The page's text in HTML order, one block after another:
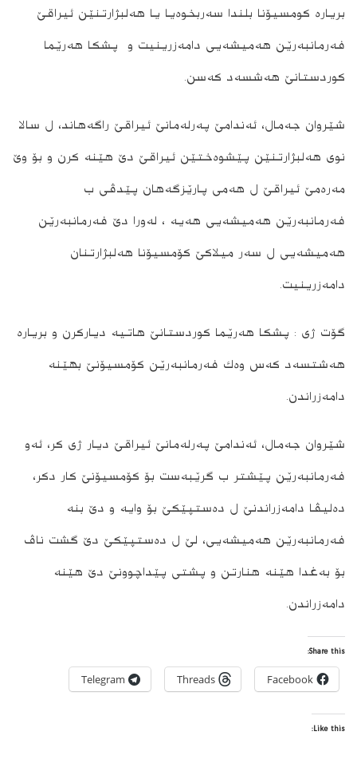
بریاره‌ كومسیۆنا بلندا سه‌ربخوه‌یا یا هه‌لبژارتنێن ئیراقێ
فه‌رمانبه‌رێن هه‌میشه‌یی دامه‌زرینیت و پشكا هه‌رێما
كوردستانێ هه‌شسه‌د كه‌سن.
شێروان جه‌مال، ئه‌ندامێ په‌رله‌مانێ ئیراقێ راگه‌هاند، ل سالا
نوى هه‌لبژارتنێن پێشوه‌ختێن ئیراقێ دێ هێنه‌ كرن و بۆ وێ
مه‌ره‌مێ ئیراقێ ل هه‌مى پارێزگه‌هان پێدڤى ب
فه‌رمانبه‌رێن هه‌میشه‌یى هه‌یه‌ ، له‌ورا دێ فه‌رمانبه‌رێن
هه‌میشه‌یى ل سه‌ر میلاكێ كۆمسیۆنا هه‌لبژارتنان
دامه‌زرینیت.
گۆت ژى : پشكا هه‌رێما كوردستانێ هاتیه‌ دیاركرن و بریاره‌
هه‌شتسه‌د كه‌س وه‌ك فه‌رمانبه‌رێن كۆمسیۆنێ بهێنه‌
دامه‌زراندن.
شێروان جه‌مال، ئه‌ندامێ په‌رله‌مانێ ئیراقێ دیار ژى كر، ئه‌و
فه‌رمانبه‌رێن پێشتر ب گرێبه‌ست بۆ كۆمسیۆنێ كار دكر،
ده‌لیڤا دامه‌زراندنێ ل ده‌ستپێكێ بۆ وایه‌ و دێ بنه‌
فه‌رمانبه‌رێن هه‌میشه‌یى، لێ ل ده‌ستپێكێ دێ گشت ناڤ
بۆ به‌غدا هێنه‌ هنارتن و پشتى پێداچوونێ دێ هێنه‌
دامه‌زراندن.
Share this:
Facebook
Threads
Telegram
Like this: